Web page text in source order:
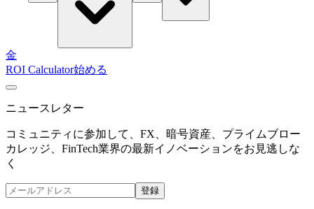
金
ROI Calculator始める
ニュースレター
コミュニティに参加して、FX、暗号資産、プライムブロー
カレッジ、FinTech業界の最新イノベーションをお見逃しな
く
登録